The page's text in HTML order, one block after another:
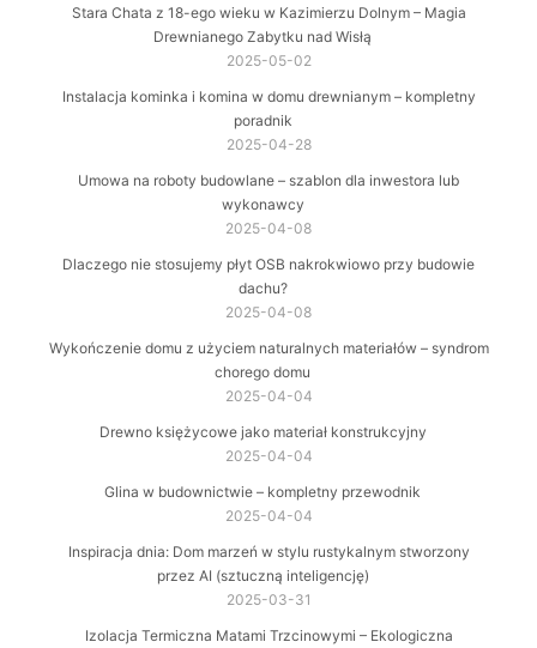
Stara Chata z 18-ego wieku w Kazimierzu Dolnym – Magia
Drewnianego Zabytku nad Wisłą
2025-05-02
Instalacja kominka i komina w domu drewnianym – kompletny
poradnik
2025-04-28
Umowa na roboty budowlane – szablon dla inwestora lub
wykonawcy
2025-04-08
Dlaczego nie stosujemy płyt OSB nakrokwiowo przy budowie
dachu?
2025-04-08
Wykończenie domu z użyciem naturalnych materiałów – syndrom
chorego domu
2025-04-04
Drewno księżycowe jako materiał konstrukcyjny
2025-04-04
Glina w budownictwie – kompletny przewodnik
2025-04-04
Inspiracja dnia: Dom marzeń w stylu rustykalnym stworzony
przez AI (sztuczną inteligencję)
2025-03-31
Izolacja Termiczna Matami Trzcinowymi – Ekologiczna